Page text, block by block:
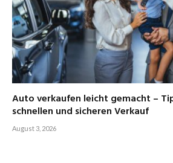
Auto verkaufen leicht gemacht –
schnellen und sicheren Verkauf
August 3, 2026